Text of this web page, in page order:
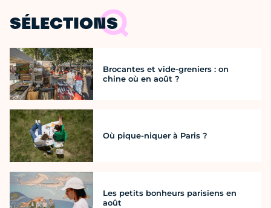
SÉLECTIONS
Brocantes et vide-greniers : on
chine où en août ?
Où pique-niquer à Paris ?
Les petits bonheurs parisiens en
août